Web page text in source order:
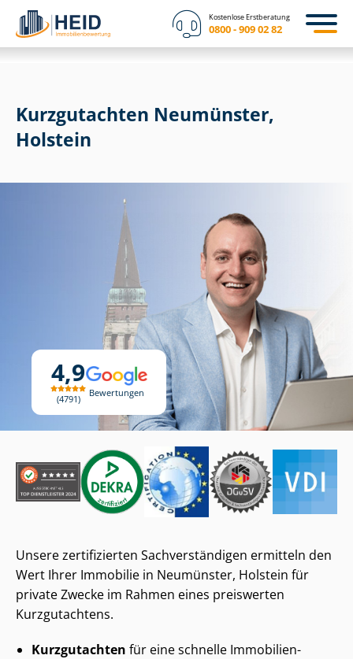
Kostenlose Erstberatung
0800 - 909 02 82
4,9
4791
Bewertungen
Kurzgutachten Neumünster,
Holstein
Unsere zertifizierten Sach­ver­stän­di­gen ermitteln den
Wert Ihrer Immobilie in Neumünster, Holstein für
private Zwecke im Rahmen eines preiswerten
Kurzgutachtens.
Kurzgutachten für eine schnelle Immobilien-